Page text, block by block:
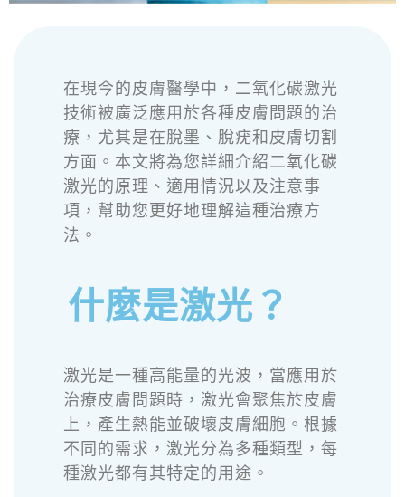
在現今的皮膚醫學中，二氧化碳激光
技術被廣泛應用於各種皮膚問題的治
療，尤其是在脫墨、脫疣和皮膚切割
方面。本文將為您詳細介紹二氧化碳
激光的原理、適用情況以及注意事
項，幫助您更好地理解這種治療方
法。
什麼是激光？
激光是一種高能量的光波，當應用於
治療皮膚問題時，激光會聚焦於皮膚
上，產生熱能並破壞皮膚細胞。根據
不同的需求，激光分為多種類型，每
種激光都有其特定的用途。